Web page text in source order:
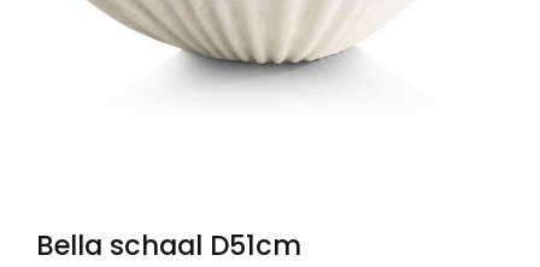
Bella schaal D51cm